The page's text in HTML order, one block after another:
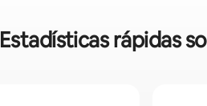
Estadísticas rápidas